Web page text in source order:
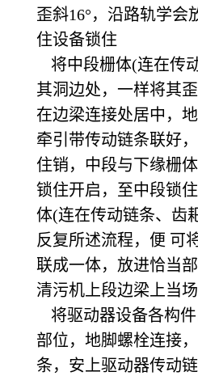
歪斜16°，沿路轨学会
住设备锁住
将中段栅体(连在传
其洞边处，一样将其
在边梁连接处居中，
牵引带传动链条联好
住销，中段与下缘栅
锁住开启，至中段锁
体(连在传动链条、齿
反复所述流程，便 可
联成一体，放进恰当
清污机上段边梁上当
将驱动器设备各构
部位，地脚螺栓连接
条，安上驱动器传动